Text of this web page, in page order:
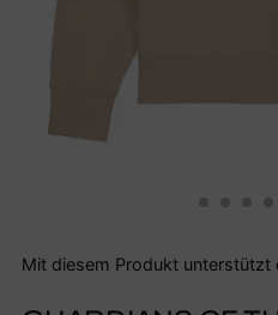
Mit diesem Produkt unterstützt